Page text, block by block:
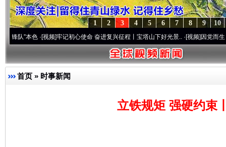
10
9
8
7
6
5
4
3
2
1
·[视频]牢记初心使命 奋进复兴征程丨宝塔山下好光景..·[视频]因党而生 为党而战
首页 » 时事新闻
立铁规矩 强硬约束